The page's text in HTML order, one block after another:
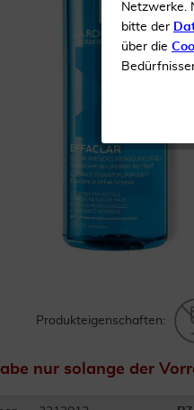
Produkteigenschaften:
nur solange der
Netzwerke.
bitte der
über die